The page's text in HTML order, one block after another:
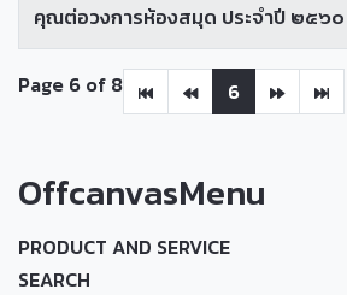
คุณต่อวงการห้องสมุด ประจำปี ๒๕๖๐
Page 6 of 8 6
OffcanvasMenu
PRODUCT AND SERVICE
SEARCH